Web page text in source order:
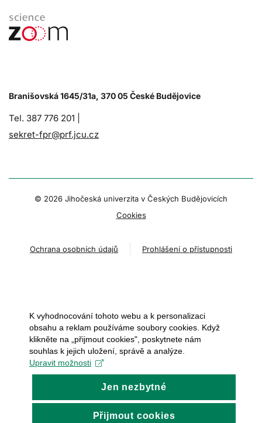
Branišovská 1645/31a, 370 05 České Budějovice
Tel. 387 776 201 |
sekret-fpr@prf.jcu.cz
© 2026 Jihočeská univerzita v Českých Budějovicích
Cookies
Ochrana osobních údajů Prohlášení o přístupnosti
K vyhodnocování tohoto webu a k personalizaci
obsahu a reklam používáme soubory cookies. Když
klikněte na „přijmout cookies", poskytnete nám
souhlas k jejich uložení, správě a analýze.
Upravit možnosti
Jen nezbytné
Přijmout cookies